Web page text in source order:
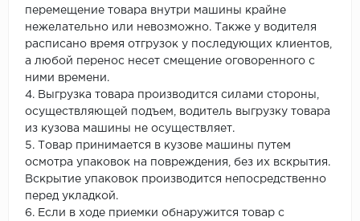
перемещение товара внутри машины крайне
нежелательно или невозможно. Также у водителя
расписано время отгрузок у последующих клиентов,
а любой перенос несет смещение оговоренного с
ними времени.
4. Выгрузка товара производится силами стороны,
осуществляющей подъем, водитель выгрузку товара
из кузова машины не осуществляет.
5. Товар принимается в кузове машины путем
осмотра упаковок на повреждения, без их вскрытия.
Вскрытие упаковок производится непосредственно
перед укладкой.
6. Если в ходе приемки обнаружится товар с